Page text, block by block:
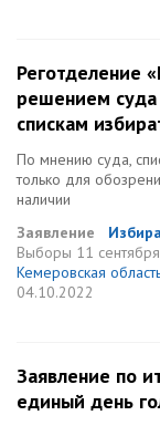
Реготделение
решением
спискам
По мнению суда,
только для
наличии
Заявление
Выборы 11
Кемеровская
04.10.2022
Заявление по
единый день